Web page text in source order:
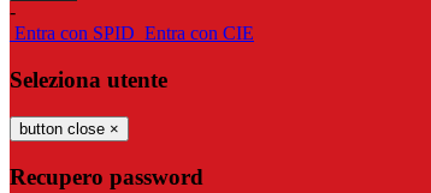
-
Entra con SPID Entra con CIE
Seleziona utente
button close ×
Recupero password